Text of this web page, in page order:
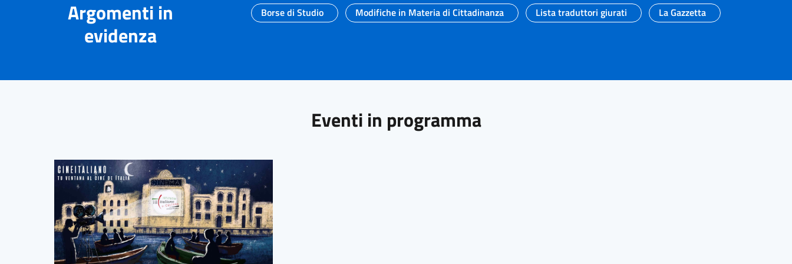
Argomenti in
evidenza
Borse di Studio Modifiche in Materia di Cittadinanza Lista traduttori giurati La Gazzetta
Eventi in programma